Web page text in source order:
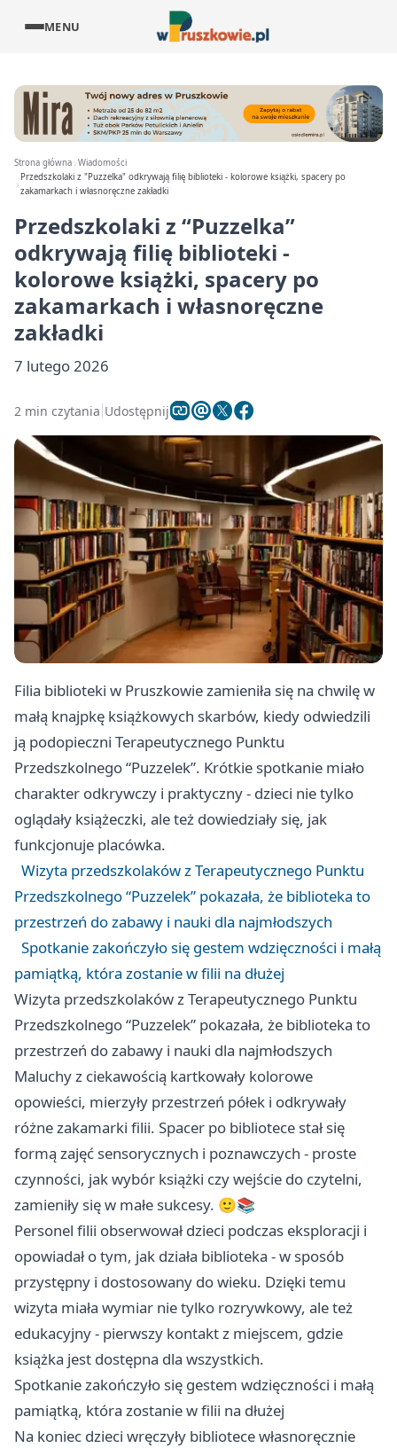
MENU
Strona główna Wiadomości
Przedszkolaki z "Puzzelka" odkrywają filię biblioteki - kolorowe książki, spacery po
zakamarkach i własnoręczne zakładki
Przedszkolaki z “Puzzelka”
odkrywają filię biblioteki -
kolorowe książki, spacery po
zakamarkach i własnoręczne
zakładki
7 lutego 2026
2 min czytania Udostępnij
Filia biblioteki w Pruszkowie zamieniła się na chwilę w
małą knajpkę książkowych skarbów, kiedy odwiedzili
ją podopieczni Terapeutycznego Punktu
Przedszkolnego “Puzzelek”. Krótkie spotkanie miało
charakter odkrywczy i praktyczny - dzieci nie tylko
oglądały książeczki, ale też dowiedziały się, jak
funkcjonuje placówka.
Wizyta przedszkolaków z Terapeutycznego Punktu
Przedszkolnego “Puzzelek” pokazała, że biblioteka to
przestrzeń do zabawy i nauki dla najmłodszych
Spotkanie zakończyło się gestem wdzięczności i małą
pamiątką, która zostanie w filii na dłużej
Wizyta przedszkolaków z Terapeutycznego Punktu
Przedszkolnego “Puzzelek” pokazała, że biblioteka to
przestrzeń do zabawy i nauki dla najmłodszych
Maluchy z ciekawością kartkowały kolorowe
opowieści, mierzyły przestrzeń półek i odkrywały
różne zakamarki filii. Spacer po bibliotece stał się
formą zajęć sensorycznych i poznawczych - proste
czynności, jak wybór książki czy wejście do czytelni,
zamieniły się w małe sukcesy. 🙂📚
Personel filii obserwował dzieci podczas eksploracji i
opowiadał o tym, jak działa biblioteka - w sposób
przystępny i dostosowany do wieku. Dzięki temu
wizyta miała wymiar nie tylko rozrywkowy, ale też
edukacyjny - pierwszy kontakt z miejscem, gdzie
książka jest dostępna dla wszystkich.
Spotkanie zakończyło się gestem wdzięczności i małą
pamiątką, która zostanie w filii na dłużej
Na koniec dzieci wręczyły bibliotece własnoręcznie